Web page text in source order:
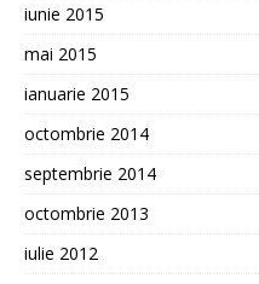
iunie 2015
mai 2015
ianuarie 2015
octombrie 2014
septembrie 2014
octombrie 2013
iulie 2012